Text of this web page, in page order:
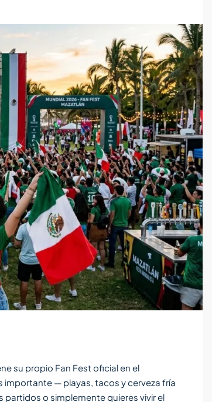
su propio Fan Fest oficial en el
importante — playas, tacos y cerveza fría
o simplemente quieres vivir el